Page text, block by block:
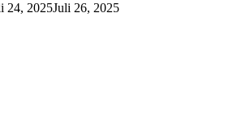
24, 2025Juli 26, 2025